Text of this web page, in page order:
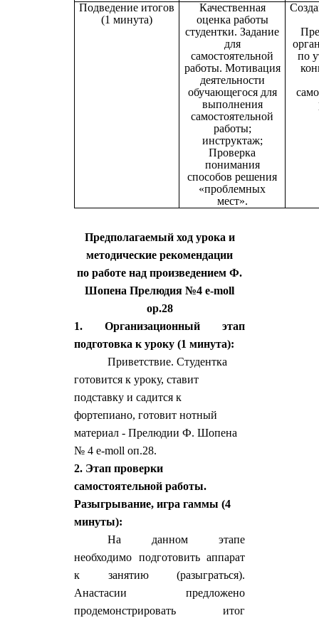
Подведение итогов
(1 минута)
Качественная
оценка работы
студентки. Задание
для
самостоятельной
работы. Мотивация
деятельности
обучающегося для
выполнения
самостоятельной
работы;
инструктаж;
Проверка
понимания
способов решения
«проблемных
мест».
по
Предполагаемый ход урока и
методические рекомендации
по работе над произведением Ф.
Шопена Прелюдия №4 e-moll
ор.28
1. Организационный этап
подготовка к уроку (1 минута):
Приветствие. Студентка
готовится к уроку, ставит
подставку и садится к
фортепиано, готовит нотный
материал - Прелюдии Ф. Шопена
№ 4 e-moll оп.28.
2. Этап проверки
самостоятельной работы.
Разыгрывание, игра гаммы (4
минуты):
На данном этапе
необходимо подготовить аппарат
к занятию (разыграться).
Анастасии предложено
продемонстрировать итог